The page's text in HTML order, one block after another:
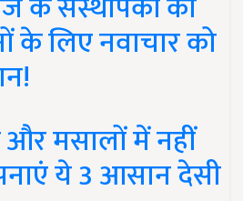
के लिए नवाचार को
मसालों में नहीं
ये 3 आसान देसी